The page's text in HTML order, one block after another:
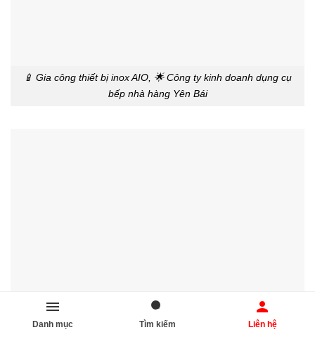
📱 Gia công thiết bị inox AIO, 🌟 Công ty kinh doanh dụng cụ
bếp nhà hàng Yên Bái
Danh mục Tìm kiếm Liên hệ